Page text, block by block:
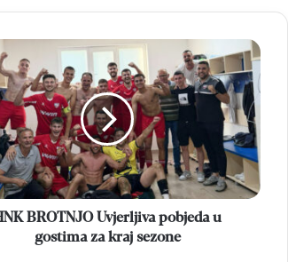
BROTNJO Uvjerljiva pobjeda u
gostima za kraj sezone